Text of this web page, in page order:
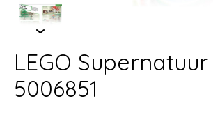
LEGO
5006851